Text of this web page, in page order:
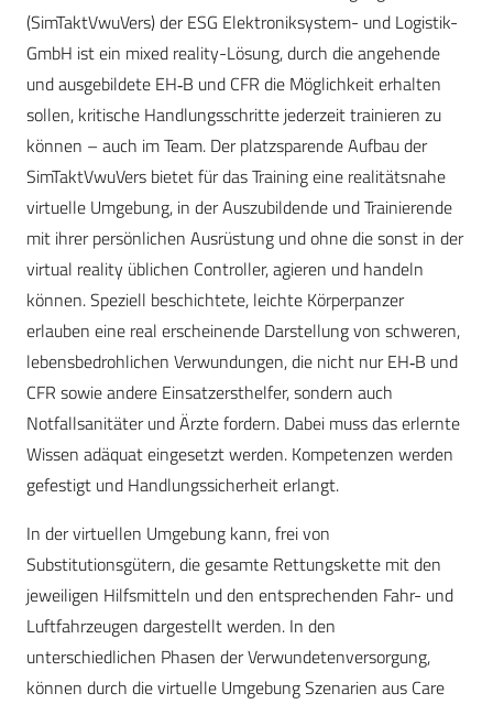
(SimTaktVwuVers) der ESG Elektroniksystem- und Logistik-
GmbH ist ein mixed reality-Lösung, durch die angehende
und ausgebildete EH‑B und CFR die Möglichkeit erhalten
sollen, kritische Handlungsschritte jederzeit trainieren zu
können – auch im Team. Der platzsparende Aufbau der
SimTaktVwuVers bietet für das Training eine realitätsnahe
virtuelle Umgebung, in der Auszubildende und Trainierende
mit ihrer persönlichen Ausrüstung und ohne die sonst in der
virtual reality üblichen Controller, agieren und handeln
können. Speziell beschichtete, leichte Körperpanzer
erlauben eine real erscheinende Darstellung von schweren,
lebensbedrohlichen Verwundungen, die nicht nur EH‑B und
CFR sowie andere Einsatzersthelfer, sondern auch
Notfallsanitäter und Ärzte fordern. Dabei muss das erlernte
Wissen adäquat eingesetzt werden. Kompetenzen werden
gefestigt und Handlungssicherheit erlangt.
In der virtuellen Umgebung kann, frei von
Substitutionsgütern, die gesamte Rettungskette mit den
jeweiligen Hilfsmitteln und den entsprechenden Fahr- und
Luftfahrzeugen dargestellt werden. In den
unterschiedlichen Phasen der Verwundetenversorgung,
können durch die virtuelle Umgebung Szenarien aus Care